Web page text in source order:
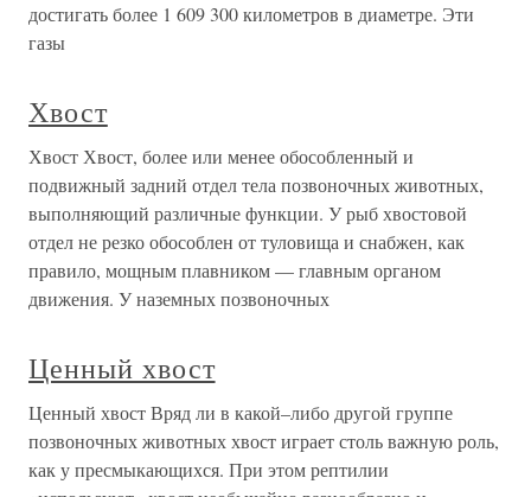
достигать более 1 609 300 километров в диаметре. Эти
газы
Хвост
Хвост Хвост, более или менее обособленный и
подвижный задний отдел тела позвоночных животных,
выполняющий различные функции. У рыб хвостовой
отдел не резко обособлен от туловища и снабжен, как
правило, мощным плавником — главным органом
движения. У наземных позвоночных
Ценный хвост
Ценный хвост Вряд ли в какой–либо другой группе
позвоночных животных хвост играет столь важную роль,
как у пресмыкающихся. При этом рептилии